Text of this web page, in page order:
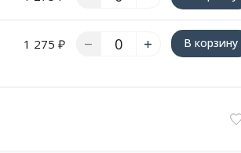
1 275 ₽ В корзину